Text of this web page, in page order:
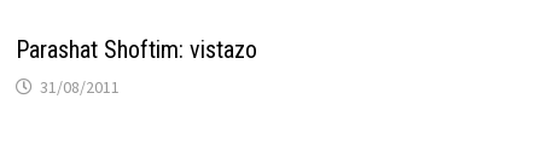
Parashat Shoftim: vistazo
31/08/2011